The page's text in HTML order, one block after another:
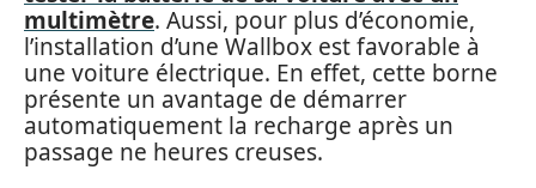
multimètre. Aussi, pour plus d’économie,
l’installation d’une Wallbox est favorable à
une voiture électrique. En effet, cette borne
présente un avantage de démarrer
automatiquement la recharge après un
passage ne heures creuses.